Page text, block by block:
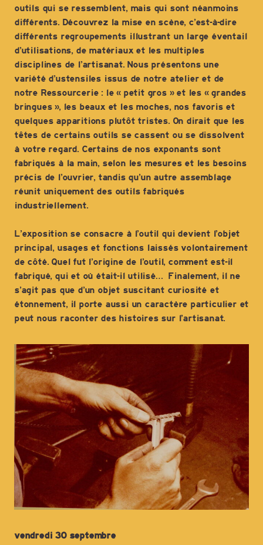
outils qui se ressemblent, mais qui sont néanmoins
différents. Découvrez la mise en scène, c’est-à-dire
différents regroupements illustrant un large éventail
d’utilisations, de matériaux et les multiples
disciplines de l’artisanat. Nous présentons une
variété d’ustensiles issus de notre atelier et de
notre Ressourcerie : le « petit gros » et les « grandes
bringues », les beaux et les moches, nos favoris et
quelques apparitions plutôt tristes. On dirait que les
têtes de certains outils se cassent ou se dissolvent
à votre regard. Certains de nos exponants sont
fabriqués à la main, selon les mesures et les besoins
précis de l’ouvrier, tandis qu’un autre assemblage
réunit uniquement des outils fabriqués
industriellement.
L’exposition se consacre à l’outil qui devient l’objet
principal, usages et fonctions laissés volontairement
de côté. Quel fut l’origine de l’outil, comment est-il
fabriqué, qui et où était-il utilisé… Finalement, il ne
s’agit pas que d’un objet suscitant curiosité et
étonnement, il porte aussi un caractère particulier et
peut nous raconter des histoires sur l’artisanat.
vendredi 30 septembre